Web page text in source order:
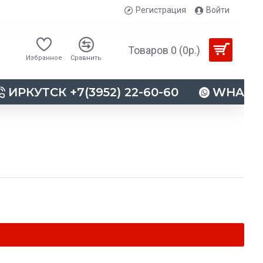
Регистрация Войти
Избранное Сравнить
Товаров 0 (0р.)
ИРКУТСК +7(3952) 22-60-60